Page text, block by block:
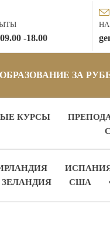
-18.00
ОБРАЗОВАНИЕ ЗА
КУРСЫ
США